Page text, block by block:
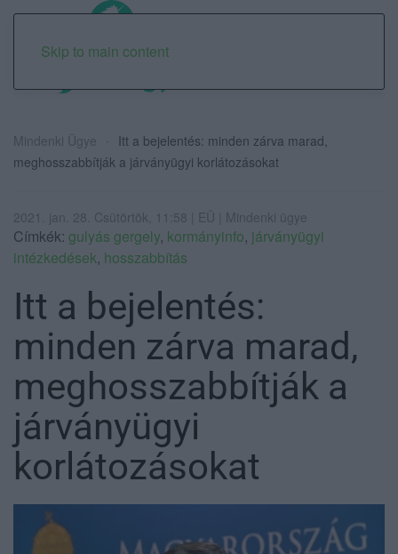
Skip to main content
Mindenki Ügye
Itt a bejelentés: minden zárva marad,
meghosszabbítják a járványügyi korlátozásokat
2021. jan. 28. Csütörtök, 11:58 | EÜ | Mindenki ügye
Címkék: gulyás gergely, kormányinfo, járványügyi
intézkedések, hosszabbítás
Itt a bejelentés:
minden zárva marad,
meghosszabbítják a
járványügyi
korlátozásokat